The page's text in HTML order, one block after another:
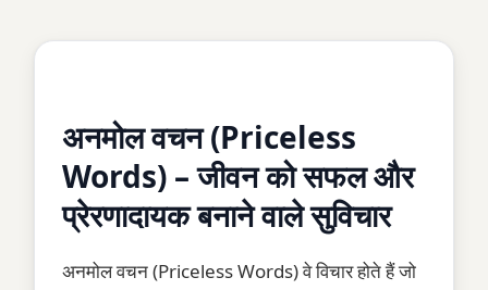
अनमोल वचन (Priceless
Words) – जीवन को सफल और
प्रेरणादायक बनाने वाले सुविचार
अनमोल वचन (Priceless Words) वे विचार होते हैं जो